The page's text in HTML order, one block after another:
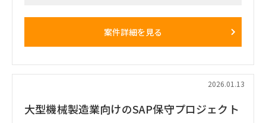
・端末（スマホ・PC）のキッティング、権限付与などの情シ
・アドオン機能のテスト支援
・進捗・課題管理のサポート
案件詳細を見る
2026.01.13
大型機械製造業向けのSAP保守プロジェクト